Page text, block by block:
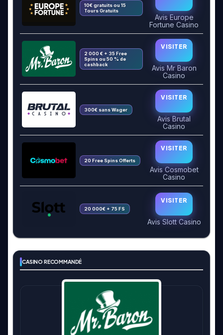
10€ gratuits ou 15
Tours Gratuits
Avis Europe
Fortune Casino
2 000 € + 35 Free
Spins ou 50 % de
cashback
VISITER
Avis Mr Baron
Casino
300€ sans Wager
VISITER
Avis Brutal
Casino
20 Free Spins Offerts
VISITER
Avis Cosmobet
Casino
20 000€ + 75 FS
VISITER
Avis Slott Casino
CASINO RECOMMANDÉ